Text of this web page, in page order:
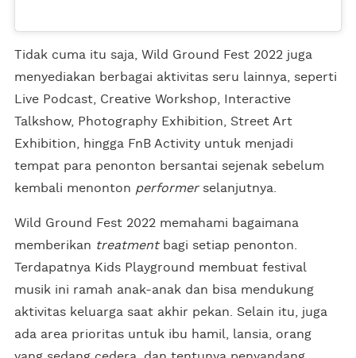
Tidak cuma itu saja, Wild Ground Fest 2022 juga
menyediakan berbagai aktivitas seru lainnya, seperti
Live Podcast, Creative Workshop, Interactive
Talkshow, Photography Exhibition, Street Art
Exhibition, hingga FnB Activity untuk menjadi
tempat para penonton bersantai sejenak sebelum
kembali menonton performerselanjutnya.
Wild Ground Fest 2022 memahami bagaimana
memberikan treatmentbagi setiap penonton.
Terdapatnya Kids Playground membuat festival
musik ini ramah anak-anak dan bisa mendukung
aktivitas keluarga saat akhir pekan. Selain itu, juga
ada area prioritas untuk ibu hamil, lansia, orang